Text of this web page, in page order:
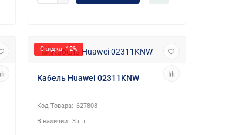
Скидка -12%
Кабель Huawei 02311KNW
627808
3 шт.